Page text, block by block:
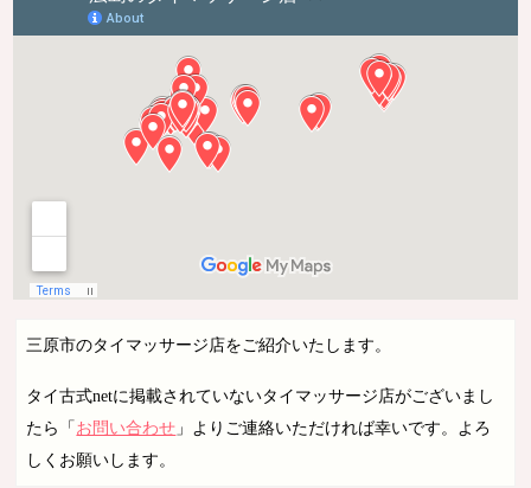
三原市のタイマッサージ店をご紹介いたします。
タイ古式netに掲載されていないタイマッサージ店がございまし
たら「お問い合わせ 」よりご連絡いただければ幸いです。よろ
しくお願いします。